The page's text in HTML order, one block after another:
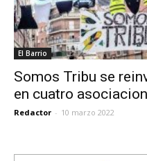
El Barrio
Somos Tribu se
en cuatro
Redactor - 10 marzo 2022